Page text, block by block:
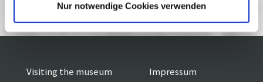
Nur notwendige Cookies verwenden
Filmarbeit e.V.
Visiting the museum
Impressum